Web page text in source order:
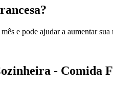
e pode ajudar a aumentar sua
- Comida